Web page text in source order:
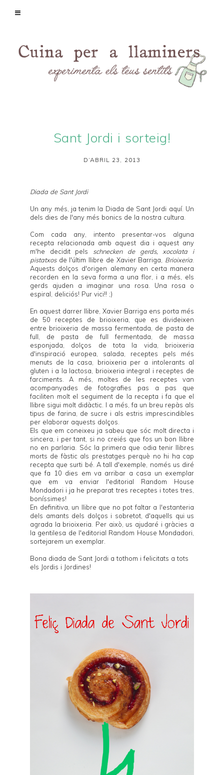
Sant Jordi i sorteig!
D’ABRIL 23, 2013
Diada de Sant Jordi
Un any més, ja tenim la Diada de Sant Jordi aquí. Un
dels dies de l'any més bonics de la nostra cultura.
Com cada any, intento presentar-vos alguna
recepta relacionada amb aquest dia i aquest any
m'he decidit pels schnecken de gerds, xocolata i
pistatxos de l'últim llibre de Xavier Barriga Brioixeria
Aquests dolços d'origen alemany en certa manera
recorden en la seva forma a una flor, i a més, els
gerds ajuden a imaginar una rosa. Una rosa o
espiral, deliciós! Pur vici!! ;)
En aquest darrer llibre, Xavier Barriga ens porta més
de 50 receptes de brioixeria, que es divideixen
entre brioixeria de massa fermentada, de pasta de
full, de pasta de full fermentada, de massa
esponjada, dolços de tota la vida, brioixeria
d'inspiració europea, salada, receptes pels més
menuts de la casa, brioixeria per a intolerants al
gluten i a la lactosa, brioixeria integral i receptes de
farciments. A més, moltes de les receptes van
acompanyades de fotografies pas a pas que
faciliten molt el seguiment de la recepta i fa que el
llibre sigui molt didàctic. I a més, fa un breu repàs als
tipus de farina, de sucre i als estris imprescindibles
per elaborar aquests dolços.
Els que em coneixeu ja sabeu que sóc molt directa i
sincera, i per tant, si no creiés que fos un bon llibre
no en parlaria. Sóc la primera que odia tenir llibres
morts de fàstic als prestatges perquè no hi ha cap
recepta que surti bé. A tall d'exemple, només us diré
que fa 10 dies em va arribar a casa un exemplar
que em va enviar l'editorial Random House
Mondadori i ja he preparat tres receptes i totes tres,
boníssimes!
En definitiva, un llibre que no pot faltar a l'estanteria
dels amants dels dolços i sobretot, d'aquells qui us
agrada la brioixeria. Per això, us ajudaré i gràcies a
la gentilesa de l'editorial Random House Mondadori
sortejarem un exemplar.
Bona diada de Sant Jordi a tothom i felicitats a tots
els Jordis i Jordines!